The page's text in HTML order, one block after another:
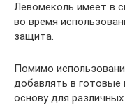
Левомеколь имеет в
во время
защита.
Помимо
добавлять в готовые
основу для